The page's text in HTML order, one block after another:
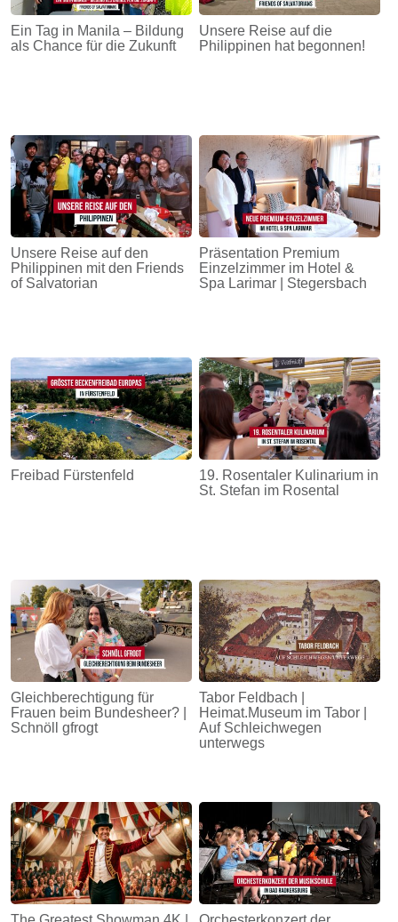
Ein Tag in Manila – Bildung
als Chance für die Zukunft
Unsere Reise auf die
Philippinen hat begonnen!
Unsere Reise auf den
Philippinen mit den Friends
of Salvatorian
Präsentation Premium
Einzelzimmer im Hotel &
Spa Larimar | Stegersbach
Freibad Fürstenfeld
19. Rosentaler Kulinarium in
St. Stefan im Rosental
Gleichberechtigung für
Frauen beim Bundesheer? |
Schnöll gfrogt
Tabor Feldbach |
Heimat.Museum im Tabor |
Auf Schleichwegen
unterwegs